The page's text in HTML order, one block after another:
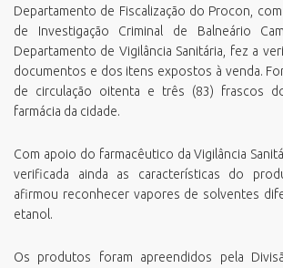
Departamento de Fiscalização do Procon,
de Investigação Criminal de Balneário
Departamento de Vigilância Sanitária, fez a
documentos e dos itens expostos à venda.
de circulação oitenta e três (83) frascos
farmácia da cidade.
Com apoio do farmacêutico da Vigilância
verificada ainda as características do
afirmou reconhecer vapores de solventes
etanol.
Os produtos foram apreendidos pela